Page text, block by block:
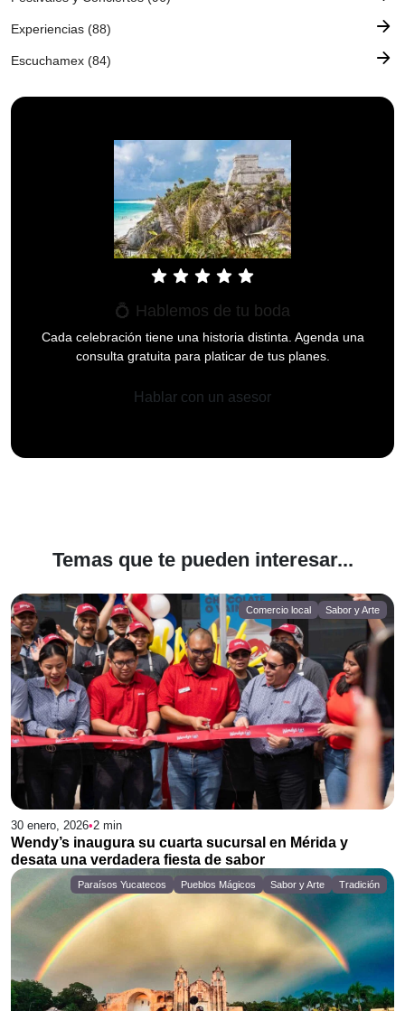
Experiencias (88) arrow_forward
Escuchamex (84) arrow_forward
star star star star star
💍 Hablemos de tu boda
Cada celebración tiene una historia distinta. Agenda una
consulta gratuita para platicar de tus planes.
Hablar con un asesor
Temas que te pueden interesar...
Comercio local Sabor y Arte
30 enero, 2026•2 min
Wendy’s inaugura su cuarta sucursal en Mérida y
desata una verdadera fiesta de sabor
Paraísos Yucatecos Pueblos Mágicos Sabor y Arte Tradición